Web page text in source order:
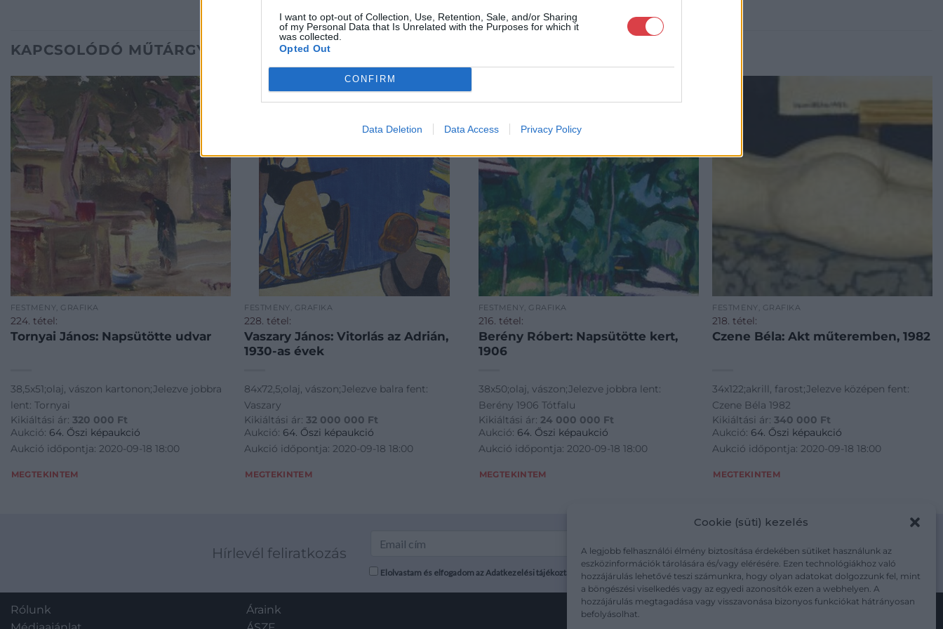
I want to opt-out of Collection, Use, Retention, Sale, and/or Sharing
of my Personal Data that Is Unrelated with the Purposes for which it
was collected.
Opted Out
CONFIRM
Data Deletion Data Access Privacy Policy
Cookie (süti) kezelés
A legjobb felhasználói élmény biztosítása érdekében sütiket használunk az
eszközinformációk tárolására és/vagy elérésére. Ezen technológiákhoz való
hozzájárulás lehetővé teszi számunkra, hogy olyan adatokat dolgozzunk fel, mint
a böngészési viselkedés vagy az egyedi azonosítók ezen a webhelyen. A
hozzájárulás megtagadása vagy visszavonása bizonyos funkciókat hátrányosan
befolyásolhat.
KAPCSOLÓDÓ MŰTÁRGYAK
FESTMÉNY, GRAFIKA
224. tétel:
Tornyai János: Napsütötte udvar
38,5x51;olaj, vászon kartonon;Jelezve jobbra
lent: Tornyai
Kikiáltási ár: 320 000 Ft
Aukció: 64. Őszi képaukció
Aukció időpontja: 2020-09-18 18:00
MEGTEKINTEM
FESTMÉNY, GRAFIKA
228. tétel:
Vaszary János: Vitorlás az Adrián,
1930-as évek
84x72,5;olaj, vászon;Jelezve balra fent:
Vaszary
Kikiáltási ár:32 000 000 Ft
Aukció: 64. Őszi képaukció
Aukció időpontja: 2020-09-18 18:00
MEGTEKINTEM
FESTMÉNY, GRAFIKA
216. tétel:
Berény Róbert: Napsütötte kert,
1906
38x50;olaj, vászon;Jelezve jobbra lent:
Berény 1906 Tótfalu
Kikiáltási ár: 24 000 000 Ft
Aukció: 64. Őszi képaukció
Aukció időpontja: 2020-09-18 18:00
MEGTEKINTEM
FESTMÉNY, GRAFIKA
218. tétel:
Czene Béla: Akt műteremben, 1982
34x122;akrill, farost;Jelezve középen fent:
Czene Béla 1982
Kikiáltási ár:340 000 Ft
Aukció: 64. Őszi képaukció
Aukció időpontja: 2020-09-18 18:00
MEGTEKINTEM
Hírlevél feliratkozás
Elolvastam és elfogadom az Adatkezelési tájékoztatót: mutargy.com/adatkezelesi-tajekoztato/
Rólunk
Áraink